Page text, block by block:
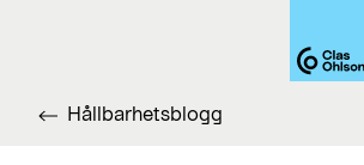
Hållbarhetsblogg